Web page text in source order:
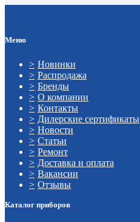
Меню
Новинки
Распродажа
Бренды
О компании
Контакты
Дилерские сертификаты
Новости
Статьи
Ремонт
Доставка и оплата
Вакансии
Отзывы
Каталог приборов